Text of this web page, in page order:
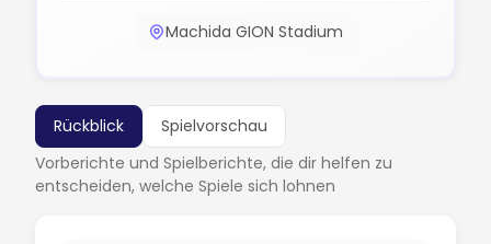
Machida GION Stadium
Rückblick
Spielvorschau
Vorberichte und Spielberichte, die dir helfen zu
entscheiden, welche Spiele sich lohnen